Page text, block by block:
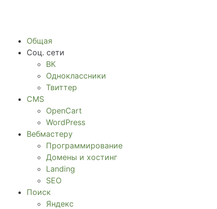
Общая
Соц. сети
ВК
Одноклассники
Твиттер
CMS
OpenCart
WordPress
Вебмастеру
Программирование
Домены и хостинг
Landing
SEO
Поиск
Яндекс